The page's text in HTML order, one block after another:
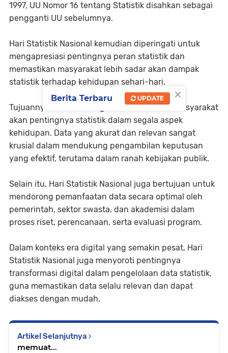
1997, UU Nomor 16 tentang Statistik disahkan sebagai
pengganti UU sebelumnya.
Hari Statistik Nasional kemudian diperingati untuk
mengapresiasi pentingnya peran statistik dan
memastikan masyarakat lebih sadar akan dampak
statistik terhadap kehidupan sehari-hari.
Tujuannya untuk meningkatkan kesadaran masyarakat
akan pentingnya statistik dalam segala aspek
kehidupan. Data yang akurat dan relevan sangat
krusial dalam mendukung pengambilan keputusan
yang efektif, terutama dalam ranah kebijakan publik.
Selain itu, Hari Statistik Nasional juga bertujuan untuk
mendorong pemanfaatan data secara optimal oleh
pemerintah, sektor swasta, dan akademisi dalam
proses riset, perencanaan, serta evaluasi program.
Dalam konteks era digital yang semakin pesat, Hari
Statistik Nasional juga menyoroti pentingnya
transformasi digital dalam pengelolaan data statistik,
guna memastikan data selalu relevan dan dapat
diakses dengan mudah.
Artikel Selanjutnya
memuat...
×
Berita Terbaru UPDATE